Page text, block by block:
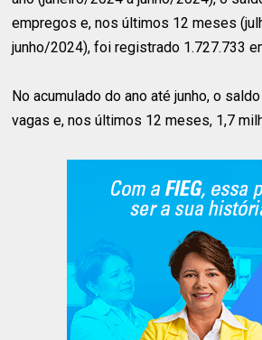
empregos e, nos últimos 12 meses
junho/2024), foi registrado 1.727.733
No acumulado do ano até junho, o
vagas e, nos últimos 12 meses, 1,7